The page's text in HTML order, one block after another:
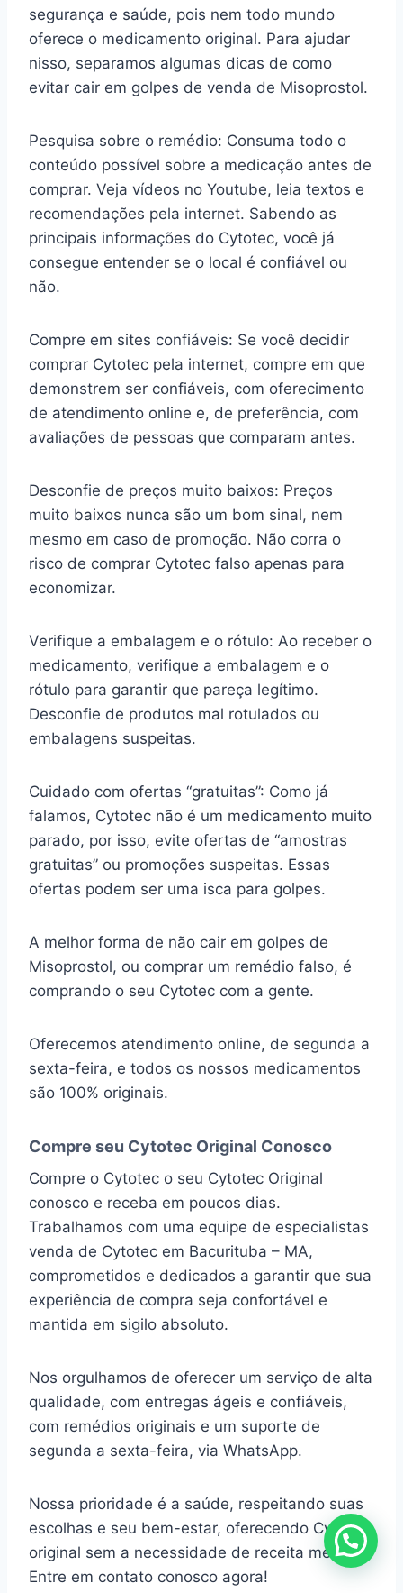
segurança e saúde, pois nem todo mundo
oferece o medicamento original. Para ajudar
nisso, separamos algumas dicas de como
evitar cair em golpes de venda de Misoprostol.
Pesquisa sobre o remédio: Consuma todo o
conteúdo possível sobre a medicação antes de
comprar. Veja vídeos no Youtube, leia textos e
recomendações pela internet. Sabendo as
principais informações do Cytotec, você já
consegue entender se o local é confiável ou
não.
Compre em sites confiáveis: Se você decidir
comprar Cytotec pela internet, compre em que
demonstrem ser confiáveis, com oferecimento
de atendimento online e, de preferência, com
avaliações de pessoas que comparam antes.
Desconfie de preços muito baixos: Preços
muito baixos nunca são um bom sinal, nem
mesmo em caso de promoção. Não corra o
risco de comprar Cytotec falso apenas para
economizar.
Verifique a embalagem e o rótulo: Ao receber o
medicamento, verifique a embalagem e o
rótulo para garantir que pareça legítimo.
Desconfie de produtos mal rotulados ou
embalagens suspeitas.
Cuidado com ofertas “gratuitas”: Como já
falamos, Cytotec não é um medicamento muito
parado, por isso, evite ofertas de “amostras
gratuitas” ou promoções suspeitas. Essas
ofertas podem ser uma isca para golpes.
A melhor forma de não cair em golpes de
Misoprostol, ou comprar um remédio falso, é
comprando o seu Cytotec com a gente.
Oferecemos atendimento online, de segunda a
sexta-feira, e todos os nossos medicamentos
são 100% originais.
Compre seu Cytotec Original Conosco
Compre o Cytotec o seu Cytotec Original
conosco e receba em poucos dias.
Trabalhamos com uma equipe de especialistas
venda de Cytotec em Bacurituba – MA,
comprometidos e dedicados a garantir que sua
experiência de compra seja confortável e
mantida em sigilo absoluto.
Nos orgulhamos de oferecer um serviço de alta
qualidade, com entregas ágeis e confiáveis,
com remédios originais e um suporte de
segunda a sexta-feira, via WhatsApp.
Nossa prioridade é a saúde, respeitando suas
escolhas e seu bem-estar, oferecendo Cytotec
original sem a necessidade de receita médica.
Entre em contato conosco agora!